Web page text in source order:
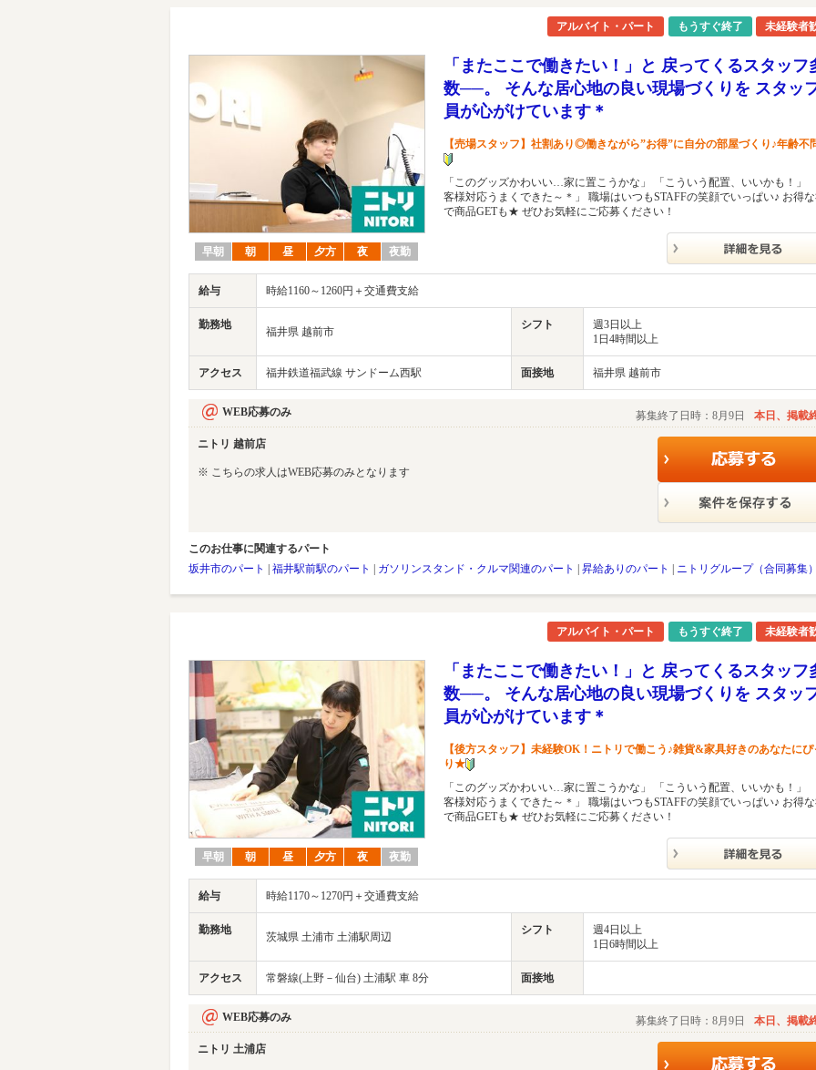
アルバイト・パート もうすぐ終了 未経験者
早朝 朝 昼 夕方 夜 夜勤
「またここで働きたい！」と 戻ってくるスタッフ
数──。 そんな居心地の良い現場づくりを スタッ
員が心がけています＊
【売場スタッフ】社割あり◎働きながら”お得”に自分の部屋づくり♪年齢不
「このグッズかわいい…家に置こうかな」 「こういう配置、いいかも！」
客様対応うまくできた～＊」 職場はいつもSTAFFの笑顔でいっぱい♪ お得な
で商品GETも★ ぜひお気軽にご応募ください！
給与 時給1160～1260円＋交通費支給
勤務地
福井県 越前市
シフト
週3日以上
1日4時間以上
アクセス 福井鉄道福武線 サンドーム西駅 面接地 福井県 越前市
WEB応募のみ 募集終了日時：8月9日 本日、掲載
ニトリ 越前店
※ こちらの求人はWEB応募のみとなります
このお仕事に関連するパート
坂井市のパート
福井駅前駅のパート ガソリンスタンド・クルマ関連のパート 昇給ありのパート ニトリグループ（合同募集）
アルバイト・パート もうすぐ終了 未経験者
早朝 朝 昼 夕方 夜 夜勤
「またここで働きたい！」と 戻ってくるスタッフ
数──。 そんな居心地の良い現場づくりを スタッ
員が心がけています＊
【後方スタッフ】未経験OK！ニトリで働こう♪雑貨&家具好きのあなたにぴ
り★
「このグッズかわいい…家に置こうかな」 「こういう配置、いいかも！」
客様対応うまくできた～＊」 職場はいつもSTAFFの笑顔でいっぱい♪ お得な
で商品GETも★ ぜひお気軽にご応募ください！
給与 時給1170～1270円＋交通費支給
勤務地
茨城県 土浦市 土浦駅周辺
シフト
週4日以上
1日6時間以上
アクセス 常磐線(上野－仙台) 土浦駅 車 8分 面接地
WEB応募のみ 募集終了日時：8月9日 本日、掲載
ニトリ 土浦店